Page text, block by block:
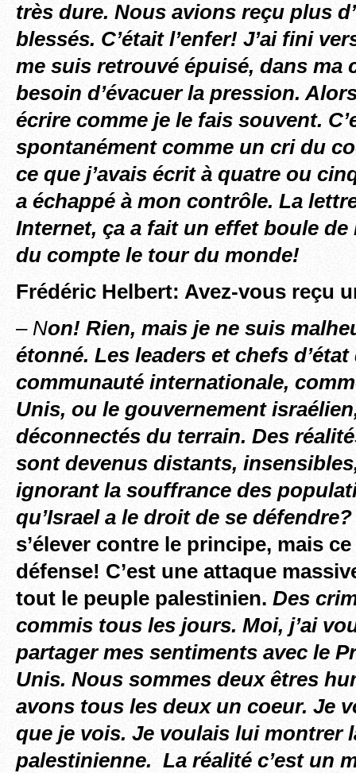
très dure. Nous avions reçu plus
blessés. C’était l’enfer! J’ai fini
me suis retrouvé épuisé, dans ma
besoin d’évacuer la pression.
écrire comme je le fais souvent.
spontanément comme un cri du
ce que j’avais écrit à quatre ou
a échappé à mon contrôle. La
Internet, ça a fait un effet boule de
du compte le tour du monde!
Frédéric Helbert: Avez-vous reçu
– Non! Rien, mais je ne suis
étonné. Les leaders et chefs d’état
communauté internationale,
Unis, ou le gouvernement
déconnectés du terrain. Des
sont devenus distants,
ignorant la souffrance des
qu’Israel a le droit de se défendre?
s’élever contre le principe, mais ce
défense! C’est une attaque
tout le peuple palestinien. Des
commis tous les jours. Moi, j’ai
partager mes sentiments avec le
Unis. Nous sommes deux êtres
avons tous les deux un coeur. Je
que je vois. Je voulais lui montrer
palestinienne. La réalité c’est un